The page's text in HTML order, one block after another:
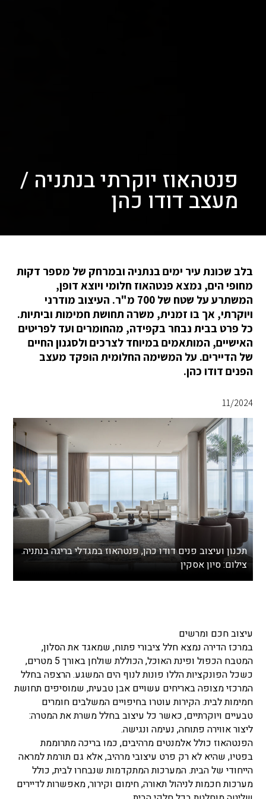
פנטהאוז יוקרתי בנתניה /
מעצב דודו כהן
בלב שכונת עיר ימים בנתניה ובמרחק של מספר דקות
מחופי הים, נמצא פנטהאוז חלומי ויוצא דופן,
המשתרע על שטח של 700 מ"ר. העיצוב מודרני
ויוקרתי, אך בו זמנית, משרה תחושת חמימות וביתיות.
כל פרט בבית נבחר בקפידה, מהחומרים ועד לפריטים
האישיים, המותאמים במיוחד לצרכים ולסגנון החיים
של הדיירים. על המשימה החלומית הופקד מעצב
הפנים דודו כהן.
11/2024
תכנון ועיצוב פנים דודו כהן, פנטהאוז במגדלי בריגה בנתניה.
צילום: סיון אסקין
עיצוב חכם ומרשים
במרכז הדירה נמצא חלל ציבורי פתוח, שמאגד את הסלון,
המטבח הכפול ופינת האוכל, הכוללת שולחן באורך 5 מטרים,
כשכל הפונקציות הללו פונות לנוף הים המשגע. הרצפה בחלל
המרכזי מצופה באריחים עשויים אבן טבעית, שמוסיפים תחושת
חמימות לבית. הקירות עוטרו בחיפויים המשלבים חומרים
טבעיים ויוקרתיים, כאשר כל עיצוב בחלל משרת את המטרה:
ליצור אווירה פתוחה, נעימה ונגישה.
הפנטהאוז כולל אלמנטים מרהיבים, כמו בריכה מתרוממת
בפטיו, שהיא לא רק פרט עיצובי מרהיב, אלא גם תורמת למראה
הייחודי של הבית. המערכות המתקדמות שנבחרו לבית, כולל
מערכות חכמות לניהול תאורה, חימום וקירור, מאפשרות לדיירים